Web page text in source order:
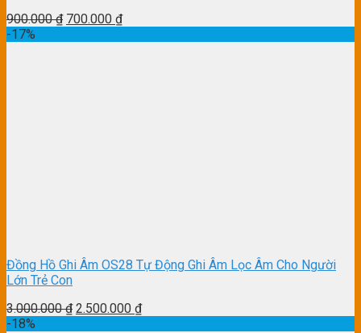
900.000₫ 700.000 ₫
-17%
Đồng Hồ Ghi Âm OS28 Tự Động Ghi Âm Lọc Âm Cho Người
Lớn Trẻ Con
3.000.000₫ 2.500.000 ₫
-18%